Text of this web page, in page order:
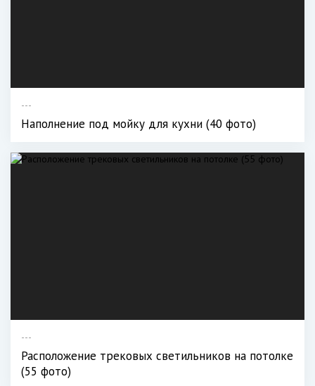
---
Наполнение под мойку для кухни (40 фото)
---
Расположение трековых светильников на потолке
(55 фото)